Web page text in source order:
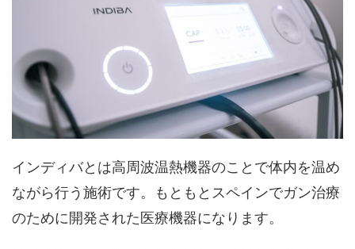
インディバとは高周波温熱機器のことで体内を温め
ながら行う施術です。もともとスペインでガン治療
のために開発された医療機器になります。